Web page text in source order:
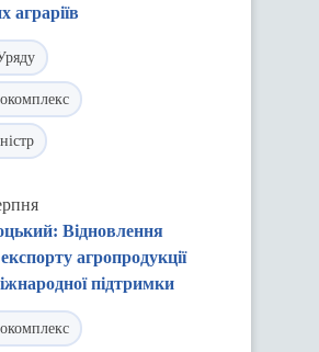
аграріїв
Відновлення
агропродукції
підтримки